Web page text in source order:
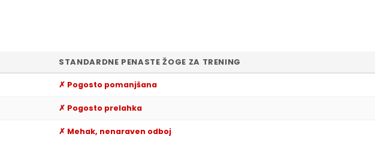
STANDARDNE PENASTE ŽOGE ZA TRENING
✗ Pogosto pomanjšana
✗ Pogosto prelahka
✗ Mehak, nenaraven odboj